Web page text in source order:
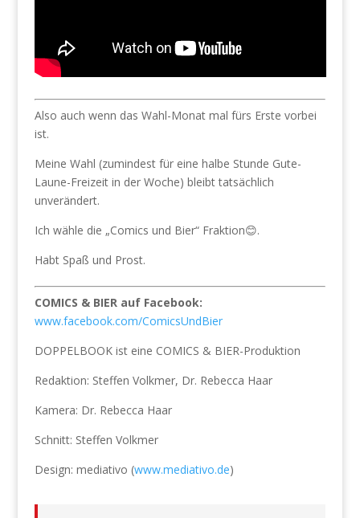
Also auch wenn das Wahl-Monat mal fürs Erste vorbei
ist.
Meine Wahl (zumindest für eine halbe Stunde Gute-
Laune-Freizeit in der Woche) bleibt tatsächlich
unverändert.
Ich wähle die „Comics und Bier“ Fraktion😊.
Habt Spaß und Prost.
COMICS & BIER auf Facebook:
www.facebook.com/ComicsUndBier
DOPPELBOOK ist eine COMICS & BIER-Produktion
Redaktion: Steffen Volkmer, Dr. Rebecca Haar
Kamera: Dr. Rebecca Haar
Schnitt: Steffen Volkmer
Design: mediativo (www.mediativo.de)